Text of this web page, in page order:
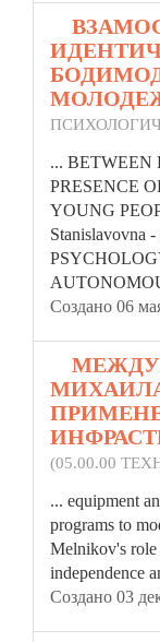
... BETWEEN
PRESENCE
YOUNG
Stanislavovna
Создано 06
(05.00.00
... equipment
programs to
Melnikov's role
independence
Создано 03